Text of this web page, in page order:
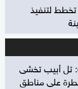
لتنفيذ
تل أبيب تخشى
على مناطق